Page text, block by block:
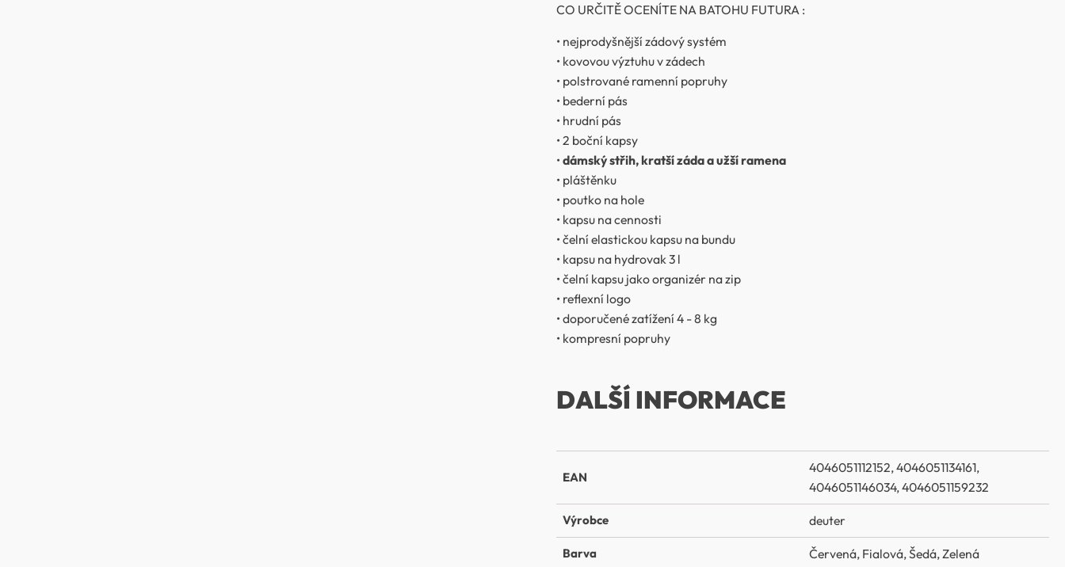
CO URČITĚ OCENÍTE NA BATOHU FUTURA :
• nejprodyšnější zádový systém
• kovovou výztuhu v zádech
• polstrované ramenní popruhy
• bederní pás
• hrudní pás
• 2 boční kapsy
• dámský střih, kratší záda a užší ramena
• pláštěnku
• poutko na hole
• kapsu na cennosti
• čelní elastickou kapsu na bundu
• kapsu na hydrovak 3 l
• čelní kapsu jako organizér na zip
• reflexní logo
• doporučené zatížení 4 - 8 kg
• kompresní popruhy
DALŠÍ INFORMACE
EAN
4046051112152, 4046051134161,
4046051146034, 4046051159232
Výrobce deuter
Barva Červená, Fialová,Šedá,Zelená